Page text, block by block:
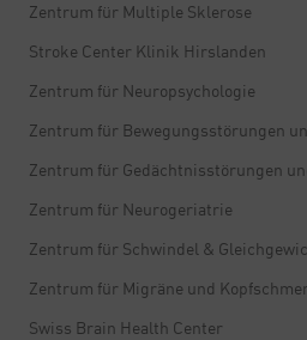
Zentrum für Multiple Sklerose
Stroke Center Klinik Hirslanden
Zentrum für Neuropsychologie
Zentrum für Bewegungsstörungen
Zentrum für Gedächtnisstörungen
Zentrum für Neurogeriatrie
Zentrum für Schwindel &
Zentrum für Migräne und
Swiss Brain Health Center